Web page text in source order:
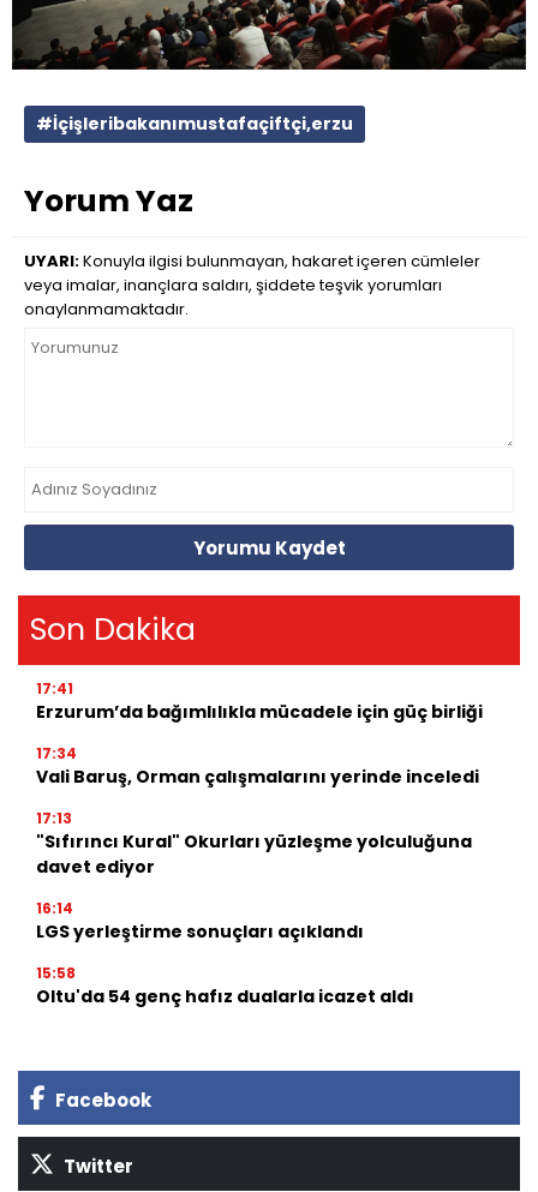
#İçişleribakanımustafaçiftçi,erzu
Yorum Yaz
UYARI:Konuyla ilgisi bulunmayan, hakaret içeren cümleler
veya imalar, inançlara saldırı, şiddete teşvik yorumları
onaylanmamaktadır.
Yorumu Kaydet
Son Dakika
17:41
Erzurum’da bağımlılıkla mücadele için güç birliği
17:34
Vali Baruş, Orman çalışmalarını yerinde inceledi
17:13
"Sıfırıncı Kural" Okurları yüzleşme yolculuğuna
davet ediyor
16:14
LGS yerleştirme sonuçları açıklandı
15:58
Oltu'da 54 genç hafız dualarla icazet aldı
Facebook
Twitter